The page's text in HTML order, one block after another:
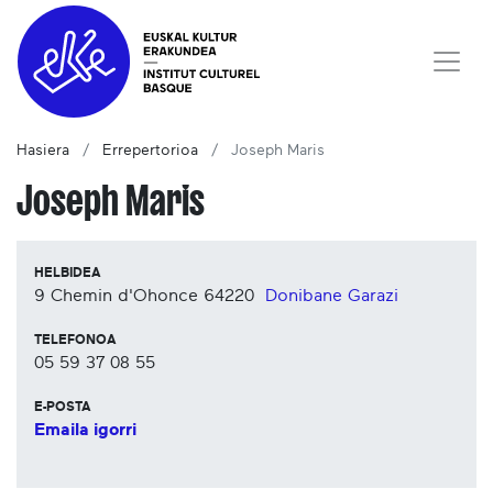
Hasiera Errepertorioa Joseph Maris
Joseph Maris
HELBIDEA
9 Chemin d'Ohonce 64220 Donibane Garazi
TELEFONOA
05 59 37 08 55
E-POSTA
Emaila igorri